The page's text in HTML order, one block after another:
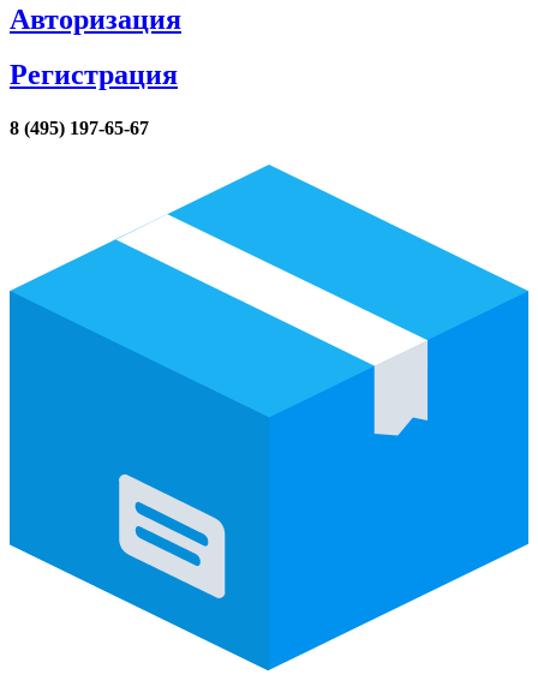
Авторизация
Регистрация
8 (495) 197-65-67